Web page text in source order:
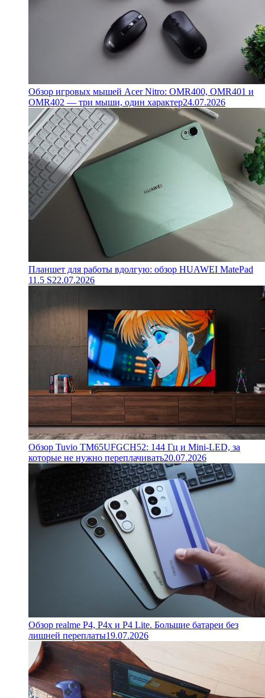
Обзор игровых мышей Acer Nitro: OMR400, OMR401 и
OMR402 — три мыши, один характер24.07.2026
Планшет для работы вдолгую: обзор HUAWEI MatePad
11.5 S22.07.2026
Обзор Tuvio TM65UFGCH52: 144 Гц и Mini-LED, за
которые не нужно переплачивать20.07.2026
Обзор realme P4, P4x и P4 Lite. Большие батареи без
лишней переплаты19.07.2026